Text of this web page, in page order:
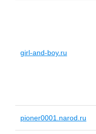
girl-and-boy.ru
pioner0001.narod.ru